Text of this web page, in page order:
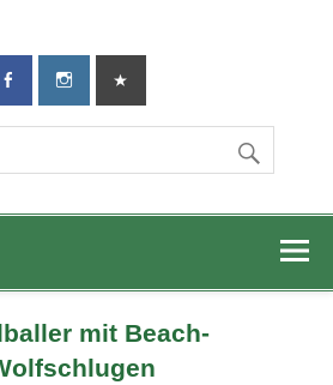
TG-Geislingen
mit Beach-